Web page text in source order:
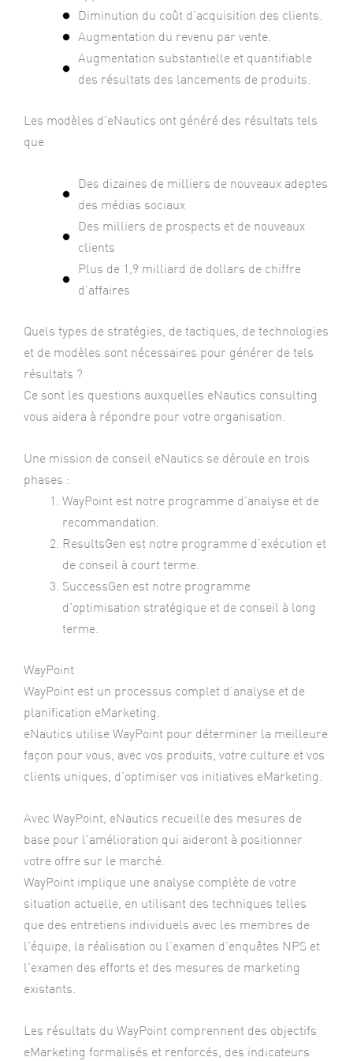
Diminution du coût d’acquisition des clients.
Augmentation du revenu par vente.
Augmentation substantielle et quantifiable
des résultats des lancements de produits.
Les modèles d’eNautics ont généré des résultats tels
que
Des dizaines de milliers de nouveaux adeptes
des médias sociaux
Des milliers de prospects et de nouveaux
clients
Plus de 1,9 milliard de dollars de chiffre
d’affaires
Quels types de stratégies, de tactiques, de technologies
et de modèles sont nécessaires pour générer de tels
résultats ?
Ce sont les questions auxquelles eNautics consulting
vous aidera à répondre pour votre organisation.
Une mission de conseil eNautics se déroule en trois
phases :
WayPoint est notre programme d’analyse et de
recommandation.
ResultsGen est notre programme d’exécution et
de conseil à court terme.
SuccessGen est notre programme
d’optimisation stratégique et de conseil à long
terme.
WayPoint
WayPoint est un processus complet d’analyse et de
planification eMarketing.
eNautics utilise WayPoint pour déterminer la meilleure
façon pour vous, avec vos produits, votre culture et vos
clients uniques, d’optimiser vos initiatives eMarketing.
Avec WayPoint, eNautics recueille des mesures de
base pour l’amélioration qui aideront à positionner
votre offre sur le marché.
WayPoint implique une analyse complète de votre
situation actuelle, en utilisant des techniques telles
que des entretiens individuels avec les membres de
l’équipe, la réalisation ou l’examen d’enquêtes NPS et
l’examen des efforts et des mesures de marketing
existants.
Les résultats du WayPoint comprennent des objectifs
eMarketing formalisés et renforcés, des indicateurs